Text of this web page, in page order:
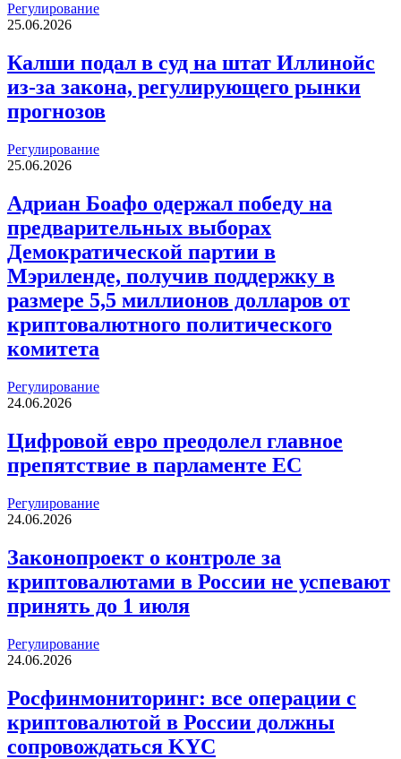
Регулирование
25.06.2026
Калши подал в суд на штат Иллинойс
из-за закона, регулирующего рынки
прогнозов
Регулирование
25.06.2026
Адриан Боафо одержал победу на
предварительных выборах
Демократической партии в
Мэриленде, получив поддержку в
размере 5,5 миллионов долларов от
криптовалютного политического
комитета
Регулирование
24.06.2026
Цифровой евро преодолел главное
препятствие в парламенте ЕС
Регулирование
24.06.2026
Законопроект о контроле за
криптовалютами в России не успевают
принять до 1 июля
Регулирование
24.06.2026
Росфинмониторинг: все операции с
криптовалютой в России должны
сопровождаться KYC